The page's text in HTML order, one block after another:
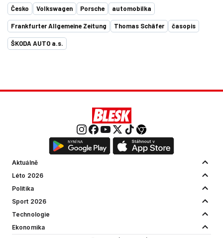
Česko Volkswagen Porsche automobilka
Frankfurter Allgemeine Zeitung Thomas Schäfer časopis
ŠKODA AUTO a.s.
Aktuálně
Léto 2026
Politika
Sport 2026
Technologie
Ekonomika